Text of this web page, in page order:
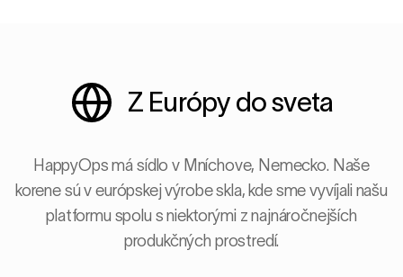
Z Európy do sveta
HappyOps má sídlo v Mníchove, Nemecko. Naše
korene sú v európskej výrobe skla, kde sme vyvíjali našu
platformu spolu s niektorými z najnáročnejších
produkčných prostredí.